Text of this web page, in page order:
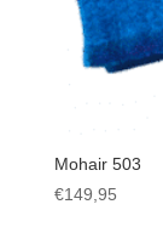
Mohair 503
€149,95